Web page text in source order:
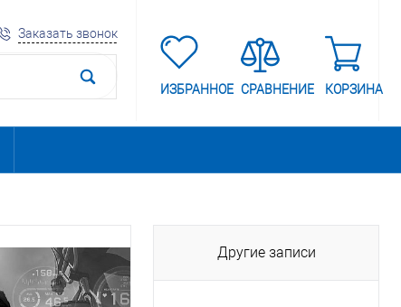
Заказать звонок
ИЗБРАННОЕ СРАВНЕНИЕ КОРЗИНА
Другие записи